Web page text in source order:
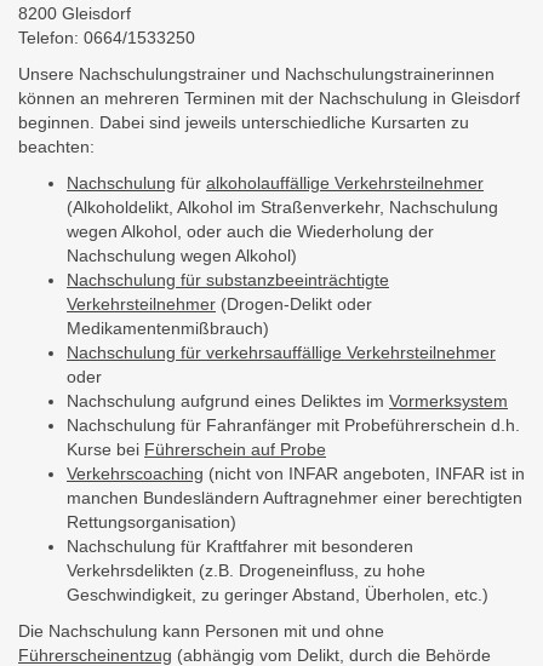
8200 Gleisdorf
Telefon: 0664/1533250
Unsere Nachschulungstrainer und Nachschulungstrainerinnen
können an mehreren Terminen mit der Nachschulung in Gleisdorf
beginnen. Dabei sind jeweils unterschiedliche Kursarten zu
beachten:
Nachschulung für alkoholauffällige Verkehrsteilnehmer
(Alkoholdelikt, Alkohol im Straßenverkehr, Nachschulung
wegen Alkohol, oder auch die Wiederholung der
Nachschulung wegen Alkohol)
Nachschulung für substanzbeeinträchtigte
Verkehrsteilnehmer (Drogen-Delikt oder
Medikamentenmißbrauch)
Nachschulung für verkehrsauffällige Verkehrsteilnehmer
oder
Nachschulung aufgrund eines Deliktes im Vormerksystem
Nachschulung für Fahranfänger mit Probeführerschein d.h.
Kurse bei Führerschein auf Probe
Verkehrscoaching (nicht von INFAR angeboten, INFAR ist in
manchen Bundesländern Auftragnehmer einer berechtigten
Rettungsorganisation)
Nachschulung für Kraftfahrer mit besonderen
Verkehrsdelikten (z.B. Drogeneinfluss, zu hohe
Geschwindigkeit, zu geringer Abstand, Überholen, etc.)
Die Nachschulung kann Personen mit und ohne
Führerscheinentzug (abhängig vom Delikt, durch die Behörde